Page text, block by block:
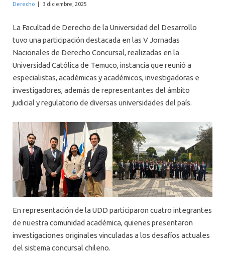
Derecho
3 diciembre, 2025
La Facultad de Derecho de la Universidad del Desarrollo
tuvo una participación destacada en las V Jornadas
Nacionales de Derecho Concursal, realizadas en la
Universidad Católica de Temuco, instancia que reunió a
especialistas, académicas y académicos, investigadoras e
investigadores, además de representantes del ámbito
judicial y regulatorio de diversas universidades del país.
En representación de la UDD participaron cuatro integrantes
de nuestra comunidad académica, quienes presentaron
investigaciones originales vinculadas a los desafíos actuales
del sistema concursal chileno.